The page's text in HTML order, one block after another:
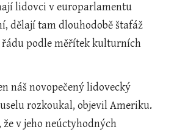
lidovci v europarlamentu
dělají tam dlouhodobě štafáž
podle měřítek kulturních
náš novopečený lidovecký
rozkoukal, objevil Ameriku.
v jeho neúctyhodných